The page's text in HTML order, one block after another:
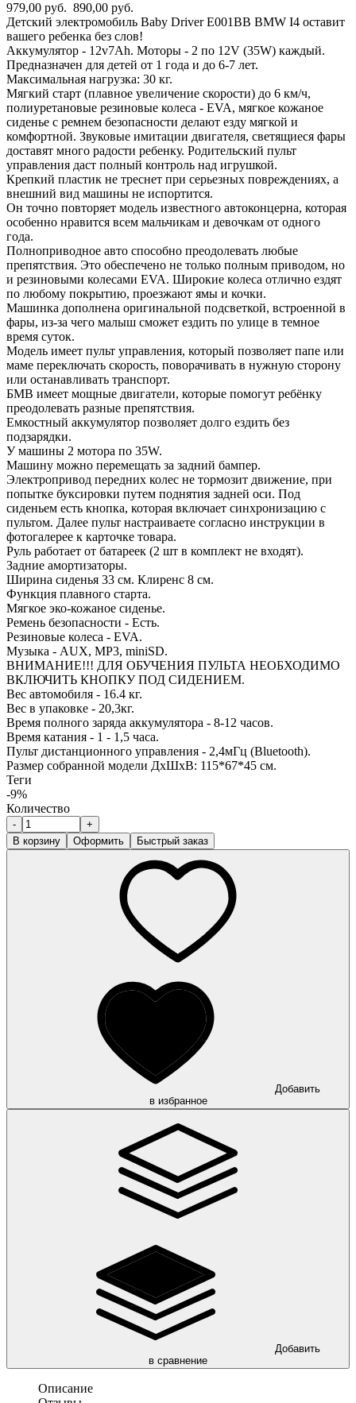
979,00 руб. 890,00 руб.
Детский электромобиль Baby Driver E001BB BMW I4 оставит
вашего ребенка без слов!
Аккумулятор - 12v7Ah. Моторы - 2 по 12V (35W) каждый.
Предназначен для детей от 1 года и до 6-7 лет.
Максимальная нагрузка: 30 кг.
Мягкий старт (плавное увеличение скорости) до 6 км/ч,
полиуретановые резиновые колеса - EVA, мягкое кожаное
сиденье с ремнем безопасности делают езду мягкой и
комфортной. Звуковые имитации двигателя, светящиеся фары
доставят много радости ребенку. Родительский пульт
управления даст полный контроль над игрушкой.
Крепкий пластик не треснет при серьезных повреждениях, а
внешний вид машины не испортится.
Он точно повторяет модель известного автоконцерна, которая
особенно нравится всем мальчикам и девочкам от одного
года.
Полноприводное авто способно преодолевать любые
препятствия. Это обеспечено не только полным приводом, но
и резиновыми колесами EVA. Широкие колеса отлично ездят
по любому покрытию, проезжают ямы и кочки.
Машинка дополнена оригинальной подсветкой, встроенной в
фары, из-за чего малыш сможет ездить по улице в темное
время суток.
Модель имеет пульт управления, который позволяет папе или
маме переключать скорость, поворачивать в нужную сторону
или останавливать транспорт.
БМВ имеет мощные двигатели, которые помогут ребёнку
преодолевать разные препятствия.
Емкостный аккумулятор позволяет долго ездить без
подзарядки.
У машины 2 мотора по 35W.
Машину можно перемещать за задний бампер.
Электропривод передних колес не тормозит движение, при
попытке буксировки путем поднятия задней оси. Под
сиденьем есть кнопка, которая включает синхронизацию с
пультом. Далее пульт настраиваете согласно инструкции в
фотогалерее к карточке товара.
Руль работает от батареек (2 шт в комплект не входят).
Задние амортизаторы.
Ширина сиденья 33 см. Клиренс 8 см.
Функция плавного старта.
Мягкое эко-кожаное сиденье.
Ремень безопасности - Есть.
Резиновые колеса - EVA.
Музыка - AUX, MP3, miniSD.
ВНИМАНИЕ!!! ДЛЯ ОБУЧЕНИЯ ПУЛЬТА НЕОБХОДИМО
ВКЛЮЧИТЬ КНОПКУ ПОД СИДЕНИЕМ.
Вес автомобиля - 16.4 кг.
Вес в упаковке - 20,3кг.
Время полного заряда аккумулятора - 8-12 часов.
Время катания - 1 - 1,5 часа.
Пульт дистанционного управления - 2,4мГц (Bluetooth).
Размер собранной модели ДхШхВ: 115*67*45 см.
Теги
-9%
Количество
-
+
В корзину
Оформить Быстрый заказ
Добавить
в избранное
Добавить
в сравнение
Описание